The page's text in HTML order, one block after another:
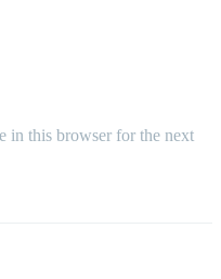
in this browser for the next